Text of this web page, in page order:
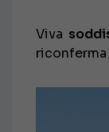
Viva
riconferma